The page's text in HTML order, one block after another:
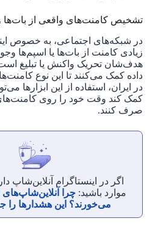
تشخیص کامنت‌های واقعی از بات‌ها
در شبکه‌های اجتماعی، به خصوص
زیادی کامنت از بات‌ها یا اسپم‌ها
هدف‌شان تحریک واکنش یا تبلیغ
داده کمک می‌کنند تا این نوع
در ایران، استفاده از این ابزارها
کمک کند وقت خود را روی
صرف کنند.
اگر در اینستاگرام آنلاین‌شاپ
موارد باشید: چرا
می‌خورند؟ این هشدارها را